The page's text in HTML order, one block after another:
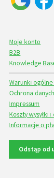
Moje konto
B2B
Knowledge
Warunki ogólne
Ochrona
Impressum
Koszty wysyłki
Informacje o
Odstąp od